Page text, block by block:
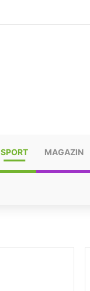
SPORT MAGAZIN